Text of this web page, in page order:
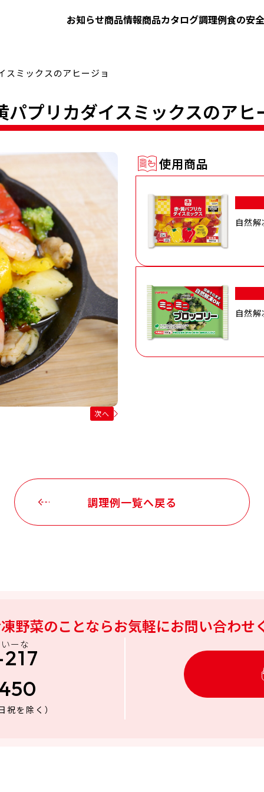
お知らせ商品情報商品カタログ調理例食の安
ミックスのアヒージョ
パプリカダイスミックスのアヒ
次へ
使用商品
自然
自然
調理例一覧へ戻る
野菜のことならお気軽にお問い合わせ
ーな
祝を除く）